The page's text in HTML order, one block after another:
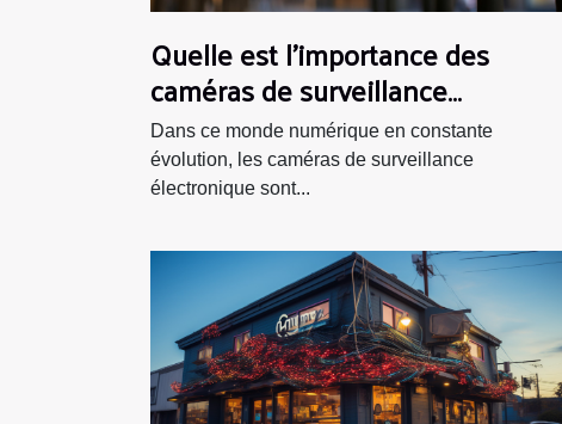
Quelle est l’importance des
caméras de surveillance
électronique ?
Dans ce monde numérique en constante
évolution, les caméras de surveillance
électronique sont...